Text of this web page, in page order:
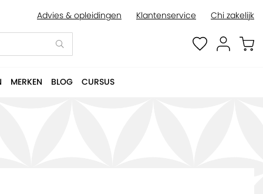
Advies & opleidingen Klantenservice Chi zakelijk
MERKEN BLOG CURSUS